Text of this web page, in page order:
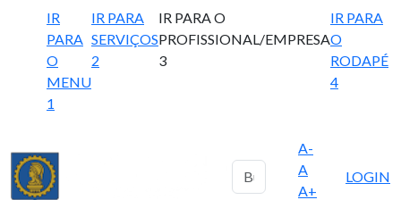
IR
PARA
O
MENU
1
IR PARA
SERVIÇOS
2
IR PARA O
PROFISSIONAL/EMPRESA
3
IR PARA
O
RODAPÉ
4
A-
A
A+
LOGIN